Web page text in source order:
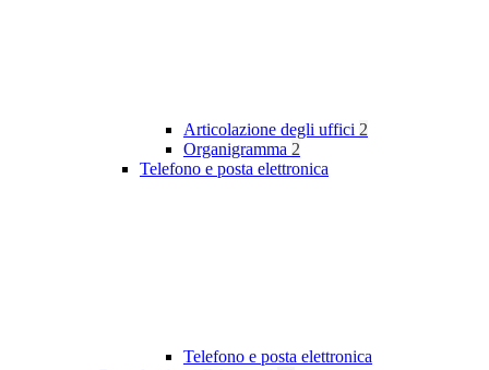
Articolazione degli uffici 2
Organigramma 2
Telefono e posta elettronica
Telefono e posta elettronica